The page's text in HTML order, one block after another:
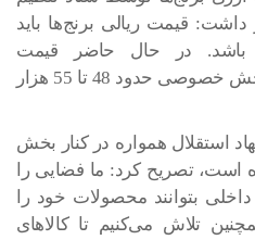
قیمت ریالی برنج‌ها باید
باشد. در حال حاضر قیمت
عمده‌فروشی برنج 1121 در بخش خصوصی حدود 48 تا 55 هزار
استقلال همواره در کنار بخش
تصریح کرد: ما فضایی را
داخلی بتوانند محصولات خود را
تلاش می‌کنیم تا کالاهای